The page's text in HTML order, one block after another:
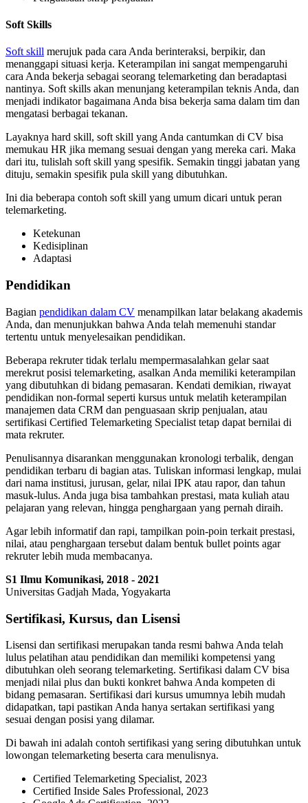
Soft Skills
Soft skill merujuk pada cara Anda berinteraksi, berpikir, dan
menanggapi situasi kerja. Keterampilan ini sangat mempengaruhi
cara Anda bekerja sebagai seorang telemarketing dan beradaptasi
nantinya. Soft skills akan menunjang keterampilan teknis Anda, dan
menjadi indikator bagaimana Anda bisa bekerja sama dalam tim dan
mengatasi berbagai tekanan.
Layaknya hard skill, soft skill yang Anda cantumkan di CV bisa
memukau HR jika memang sesuai dengan yang mereka cari. Maka
dari itu, tulislah soft skill yang spesifik. Semakin tinggi jabatan yang
dituju, semakin spesifik pula skill yang dibutuhkan.
Ini dia beberapa contoh soft skill yang umum dicari untuk peran
telemarketing.
Ketekunan
Kedisiplinan
Adaptasi
Pendidikan
Bagian pendidikan dalam CV menampilkan latar belakang akademis
Anda, dan menunjukkan bahwa Anda telah memenuhi standar
tertentu untuk menyelesaikan pendidikan.
Beberapa rekruter tidak terlalu mempermasalahkan gelar saat
merekrut posisi telemarketing, asalkan Anda memiliki keterampilan
yang dibutuhkan di bidang pemasaran. Kendati demikian, riwayat
pendidikan non-formal seperti kursus untuk melatih keterampilan
manajemen data CRM dan penguasaan skrip penjualan, atau
sertifikasi Certified Telemarketing Specialist tetap dapat bernilai di
mata rekruter.
Penulisannya disarankan menggunakan kronologi terbalik, dengan
pendidikan terbaru di bagian atas. Tuliskan informasi lengkap, mulai
dari nama institusi, jurusan, gelar, nilai IPK atau rapor, dan tahun
masuk-lulus. Anda juga bisa tambahkan prestasi, mata kuliah atau
pelajaran yang relevan, hingga penghargaan yang pernah diraih.
Agar lebih informatif dan rapi, tampilkan poin-poin terkait prestasi,
nilai, atau penghargaan tersebut dalam bentuk bullet points agar
rekruter lebih muda membacanya.
S1 Ilmu Komunikasi, 2018 - 2021
Universitas Gadjah Mada, Yogyakarta
Sertifikasi, Kursus, dan Lisensi
Lisensi dan sertifikasi merupakan tanda resmi bahwa Anda telah
lulus pelatihan atau pendidikan dan memiliki kompetensi yang
dibutuhkan oleh seorang telemarketing. Sertifikasi dalam CV bisa
menjadi nilai plus dan bukti konkret bahwa Anda kompeten di
bidang pemasaran. Sertifikasi dari kursus umumnya lebih mudah
didapatkan, tapi pastikan Anda hanya sertakan sertifikasi yang
sesuai dengan posisi yang dilamar.
Di bawah ini adalah contoh sertifikasi yang sering dibutuhkan untuk
lowongan telemarketing beserta cara menulisnya.
Certified Telemarketing Specialist, 2023
Certified Inside Sales Professional, 2023